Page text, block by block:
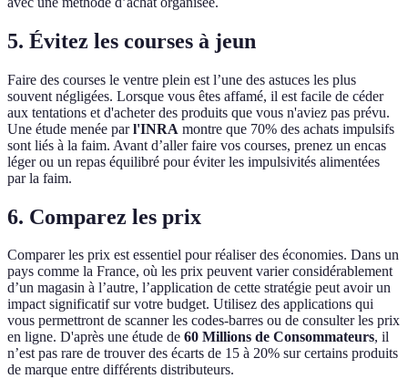
5. Évitez les courses à jeun
Faire des courses le ventre plein est l’une des astuces les plus
souvent négligées. Lorsque vous êtes affamé, il est facile de céder
aux tentations et d'acheter des produits que vous n'aviez pas prévu.
Une étude menée parl'INRA montre que 70% des achats impulsifs
sont liés à la faim. Avant d’aller faire vos courses, prenez un encas
léger ou un repas équilibré pour éviter les impulsivités alimentées
par la faim.
6. Comparez les prix
Comparer les prix est essentiel pour réaliser des économies. Dans un
pays comme la France, où les prix peuvent varier considérablement
d’un magasin à l’autre, l’application de cette stratégie peut avoir un
impact significatif sur votre budget. Utilisez des applications qui
vous permettront de scanner les codes-barres ou de consulter les prix
en ligne. D'après une étude de 60 Millions de Consommateurs, il
n’est pas rare de trouver des écarts de 15 à 20% sur certains produits
de marque entre différents distributeurs.